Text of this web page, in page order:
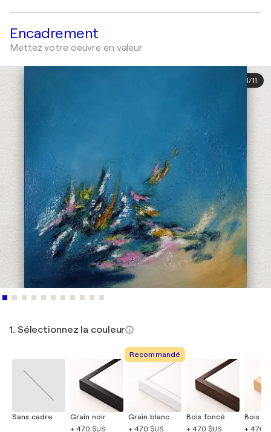
Encadrement
Mettez votre oeuvre en valeur
1/11
1. Sélectionnez la couleur
Sans cadre
Grain noir
+ 470 $US
Recommandé
Grain blanc
+ 470 $US
Bois foncé
+ 470 $US
Bois
+ 470